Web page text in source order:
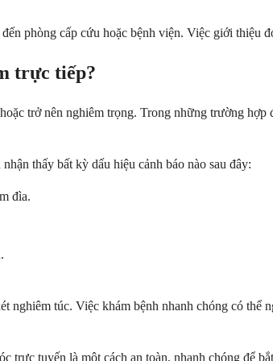
phòng cấp cứu hoặc bệnh viện. Việc giới
trực tiếp?
trở nên nghiêm trọng. Trong những trường
thấy bất kỳ dấu hiệu cảnh báo nào sau đây:
đìa.
túc. Việc khám bệnh nhanh chóng có thể
trực tuyến là một cách an toàn, nhanh chóng để